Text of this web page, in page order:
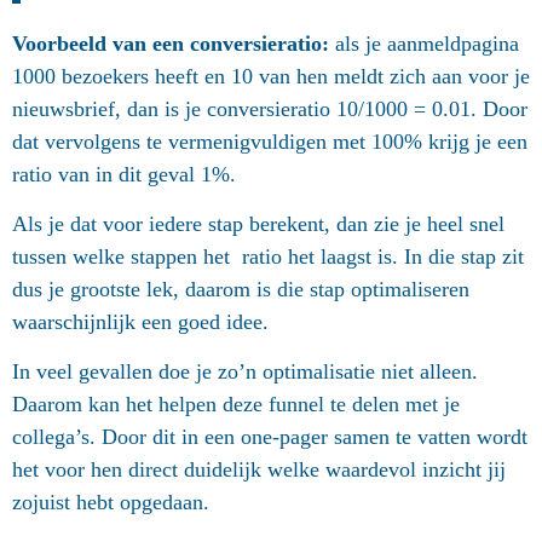
Voorbeeld van een conversieratio: als je aanmeldpagina
1000 bezoekers heeft en 10 van hen meldt zich aan voor je
nieuwsbrief, dan is je conversieratio 10/1000 = 0.01. Door
dat vervolgens te vermenigvuldigen met 100% krijg je een
ratio van in dit geval 1%.
Als je dat voor iedere stap berekent, dan zie je heel snel
tussen welke stappen het ratio het laagst is. In die stap zit
dus je grootste lek, daarom is die stap optimaliseren
waarschijnlijk een goed idee.
In veel gevallen doe je zo’n optimalisatie niet alleen.
Daarom kan het helpen deze funnel te delen met je
collega’s. Door dit in een one-pager samen te vatten wordt
het voor hen direct duidelijk welke waardevol inzicht jij
zojuist hebt opgedaan.